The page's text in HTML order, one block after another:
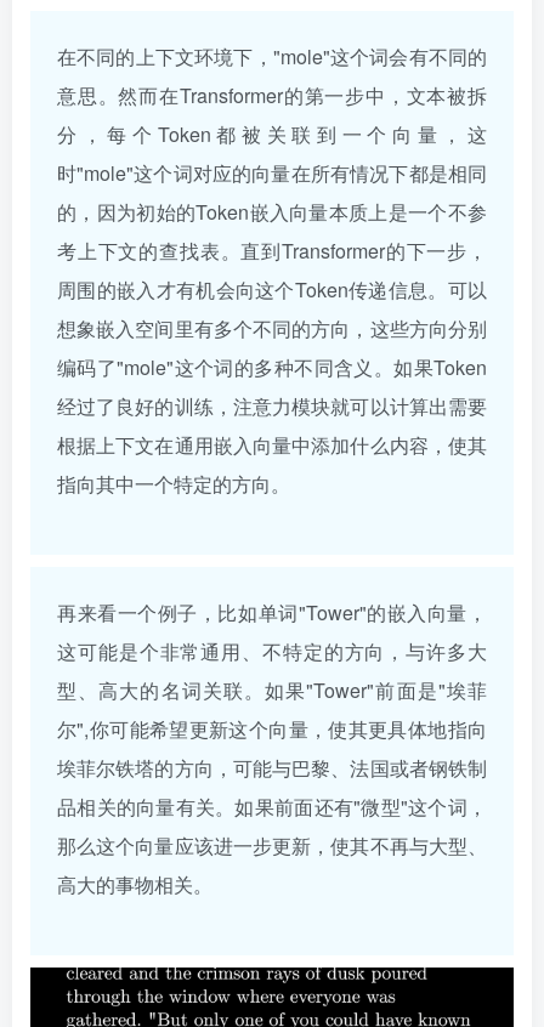
在不同的上下文环境下，"mole"这个词会有不同的
意思。然而在Transformer的第一步中，文本被拆
分，每个Token都被关联到一个向量，这
时"mole"这个词对应的向量在所有情况下都是相同
的，因为初始的Token嵌入向量本质上是一个不参
考上下文的查找表。直到Transformer的下一步，
周围的嵌入才有机会向这个Token传递信息。可以
想象嵌入空间里有多个不同的方向，这些方向分别
编码了"mole"这个词的多种不同含义。如果Token
经过了良好的训练，注意力模块就可以计算出需要
根据上下文在通用嵌入向量中添加什么内容，使其
指向其中一个特定的方向。
再来看一个例子，比如单词"Tower"的嵌入向量，
这可能是个非常通用、不特定的方向，与许多大
型、高大的名词关联。如果"Tower"前面是"埃菲
尔",你可能希望更新这个向量，使其更具体地指向
埃菲尔铁塔的方向，可能与巴黎、法国或者钢铁制
品相关的向量有关。如果前面还有"微型"这个词，
那么这个向量应该进一步更新，使其不再与大型、
高大的事物相关。